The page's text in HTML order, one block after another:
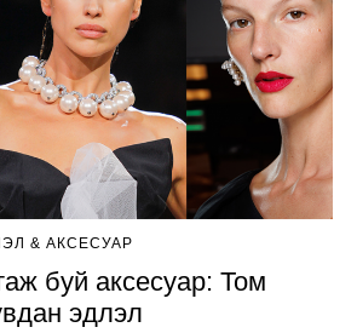
& АКСЕСУАР
буй аксесуар: Том
эдлэл